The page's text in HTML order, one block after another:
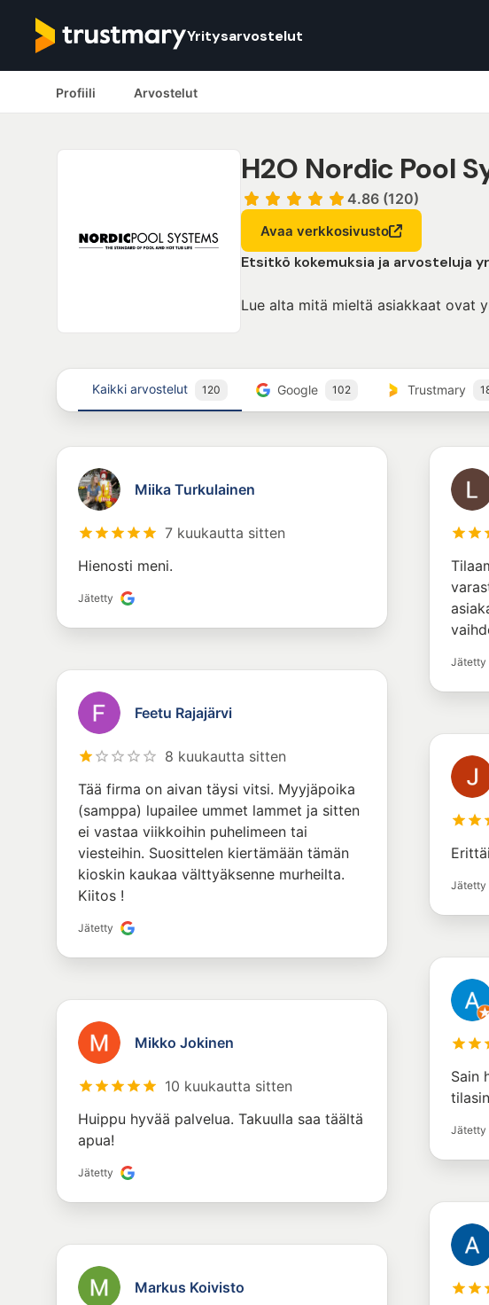
Yritysarvostelut
Profiili Arvostelut
H2O Nordic Pool
4.86 (120)
Avaa verkkosivusto
Etsitkö kokemuksia ja arvosteluja
Lue alta mitä mieltä asiakkaat ovat
Kaikki arvostelut 120 Google 102 Trustmary
Miika Turkulainen
7 kuukautta sitten
Hienosti meni.
Jätetty
Jätetty
Feetu Rajajärvi
8 kuukautta sitten
Tää firma on aivan täysi vitsi. Myyjäpoika
(samppa) lupailee ummet lammet ja sitten
ei vastaa viikkoihin puhelimeen tai
viesteihin. Suosittelen kiertämään tämän
kioskin kaukaa välttyäksenne murheilta.
Kiitos !
Jätetty
Jätetty
Sain
Jätetty
Mikko Jokinen
10 kuukautta sitten
Huippu hyvää palvelua. Takuulla saa täältä
apua!
Jätetty
Markus Koivisto